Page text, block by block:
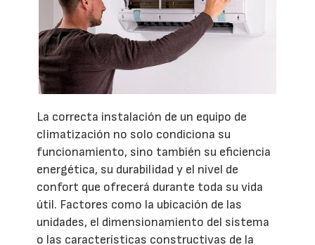
La correcta instalación de un equipo de
climatización no solo condiciona su
funcionamiento, sino también su eficiencia
energética, su durabilidad y el nivel de
confort que ofrecerá durante toda su vida
útil. Factores como la ubicación de las
unidades, el dimensionamiento del sistema
o las características constructivas de la